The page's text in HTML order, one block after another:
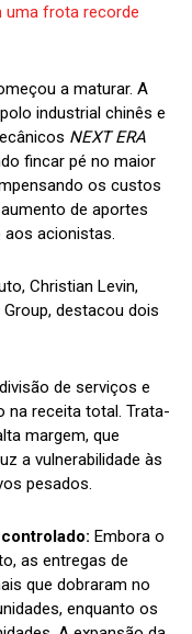
uma frota recorde
a maturar. A
industrial chinês e
NEXT ERA
fincar pé no maior
os custos
de aportes
acionistas.
Christian Levin,
Group, destacou dois
de serviços e
na receita total. Trata-
margem, que
a vulnerabilidade às
pesados.
Embora o
as entregas de
que dobraram no
enquanto os